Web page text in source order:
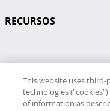
RECURSOS
PÓNGASE EN
This website uses
technologies
of information as